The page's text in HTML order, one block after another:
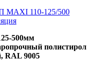
MAXI 110-125/500
500мм
полистирол
RAL 9005